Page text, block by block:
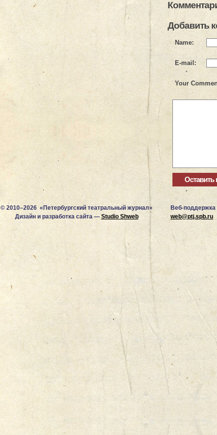
Добавить
Name:
E-mail:
Your
© 2010–2026 «Петербургский театральный журнал»
Дизайн и разработка сайта — Studio Shweb
Веб-поддержка
web@ptj.spb.ru